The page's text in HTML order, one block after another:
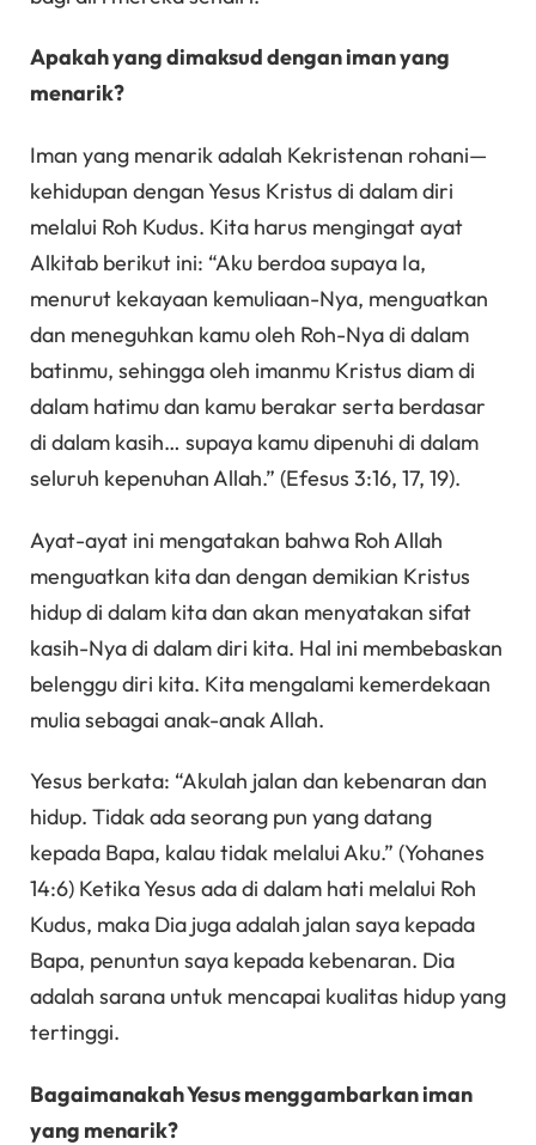
Apakah yang dimaksud dengan iman yang
menarik?
Iman yang menarik adalah Kekristenan rohani—
kehidupan dengan Yesus Kristus di dalam diri
melalui Roh Kudus. Kita harus mengingat ayat
Alkitab berikut ini: “Aku berdoa supaya Ia,
menurut kekayaan kemuliaan-Nya, menguatkan
dan meneguhkan kamu oleh Roh-Nya di dalam
batinmu, sehingga oleh imanmu Kristus diam di
dalam hatimu dan kamu berakar serta berdasar
di dalam kasih… supaya kamu dipenuhi di dalam
seluruh kepenuhan Allah.” (Efesus 3:16, 17, 19).
Ayat-ayat ini mengatakan bahwa Roh Allah
menguatkan kita dan dengan demikian Kristus
hidup di dalam kita dan akan menyatakan sifat
kasih-Nya di dalam diri kita. Hal ini membebaskan
belenggu diri kita. Kita mengalami kemerdekaan
mulia sebagai anak-anak Allah.
Yesus berkata: “Akulah jalan dan kebenaran dan
hidup. Tidak ada seorang pun yang datang
kepada Bapa, kalau tidak melalui Aku.” (Yohanes
14:6) Ketika Yesus ada di dalam hati melalui Roh
Kudus, maka Dia juga adalah jalan saya kepada
Bapa, penuntun saya kepada kebenaran. Dia
adalah sarana untuk mencapai kualitas hidup yang
tertinggi.
Bagaimanakah Yesus menggambarkan iman
yang menarik?